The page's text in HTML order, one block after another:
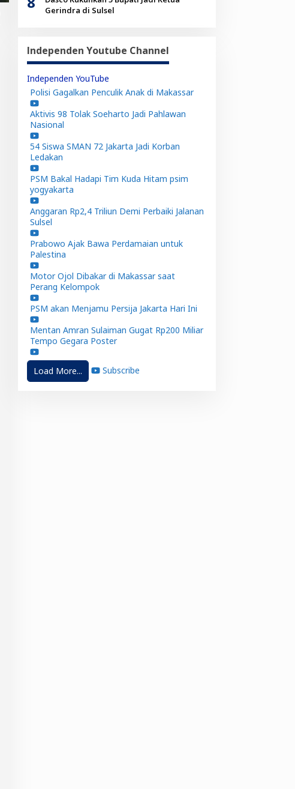
Gerindra di Sulsel
Independen Youtube Channel
Independen YouTube
Polisi Gagalkan Penculik Anak di Makassar
Aktivis 98 Tolak Soeharto Jadi Pahlawan
Nasional
54 Siswa SMAN 72 Jakarta Jadi Korban
Ledakan
PSM Bakal Hadapi Tim Kuda Hitam psim
yogyakarta
Anggaran Rp2,4 Triliun Demi Perbaiki Jalanan
Sulsel
Prabowo Ajak Bawa Perdamaian untuk
Palestina
Motor Ojol Dibakar di Makassar saat
Perang Kelompok
PSM akan Menjamu Persija Jakarta Hari Ini
Mentan Amran Sulaiman Gugat Rp200 Miliar
Tempo Gegara Poster
Load More... Subscribe